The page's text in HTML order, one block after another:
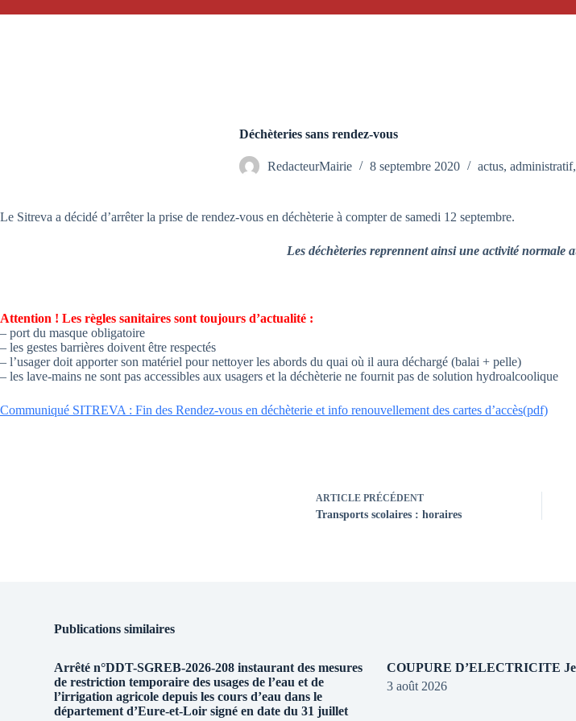
Déchèteries sans rendez-vous
RedacteurMairie 8 septembre 2020 actus, administratif,
Le Sitreva a décidé d’arrêter la prise de rendez-vous en déchèterie à compter de samedi 12 septembre.
Les déchèteries reprennent ainsi une activité normale
Attention ! Les règles sanitaires sont toujours d’actualité :
– port du masque obligatoire
– les gestes barrières doivent être respectés
– l’usager doit apporter son matériel pour nettoyer les abords du quai où il aura déchargé (balai + pelle)
– les lave-mains ne sont pas accessibles aux usagers et la déchèterie ne fournit pas de solution hydroalcoolique
Communiqué SITREVA : Fin des Rendez-vous en déchèterie et info renouvellement des cartes d’accès(pdf)
ARTICLE PRÉCÉDENT
Transports scolaires : horaires
Publications similaires
Arrêté n°DDT-SGREB-2026-208 instaurant des mesures
de restriction temporaire des usages de l’eau et de
l’irrigation agricole depuis les cours d’eau dans le
département d’Eure-et-Loir signé en date du 31 juillet
COUPURE D’ELECTRICITE
3 août 2026